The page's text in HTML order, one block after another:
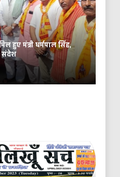
हुए मंत्री धर्मपाल सिंह,
संदेश